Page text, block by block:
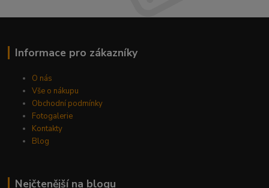
Informace pro zákazníky
O nás
Vše o nákupu
Obchodní podmínky
Fotogalerie
Kontakty
Blog
Nejčtenější na blogu